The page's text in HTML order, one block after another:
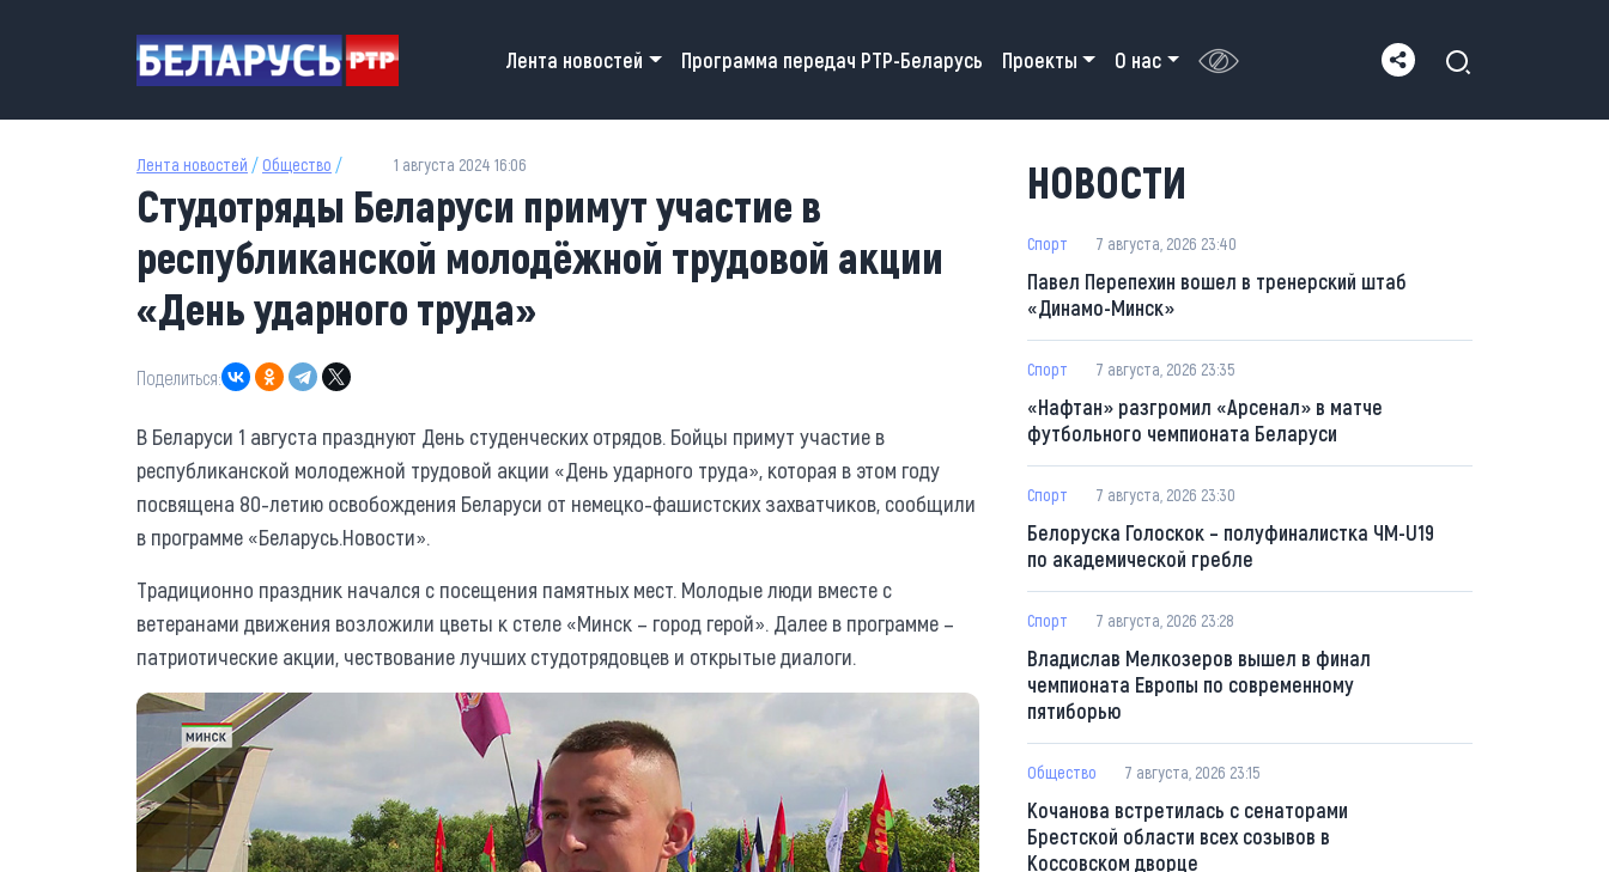
Main navigation
Лента новостей Программа передач РТР-Беларусь Проекты О нас
Лента новостей / Общество / 1 августа 2024 16:06
Студотряды Беларуси примут участие в
республиканской молодёжной трудовой акции
«День ударного труда»
Поделиться:
В Беларуси 1 августа празднуют День студенческих отрядов. Бойцы примут участие в
республиканской молодежной трудовой акции «День ударного труда», которая в этом году
посвящена 80-летию освобождения Беларуси от немецко-фашистских захватчиков, сообщили
в программе «Беларусь.Новости».
Традиционно праздник начался с посещения памятных мест. Молодые люди вместе с
ветеранами движения возложили цветы к стеле «Минск – город герой». Далее в программе –
патриотические акции, чествование лучших студотрядовцев и открытые диалоги.
НОВОСТИ
Спорт 7 августа, 2026 23:40
Павел Перепехин вошел в тренерский штаб
«Динамо-Минск»
Спорт 7 августа, 2026 23:35
«Нафтан» разгромил «Арсенал» в матче
футбольного чемпионата Беларуси
Спорт 7 августа, 2026 23:30
Белоруска Голоскок – полуфиналистка ЧМ-U19
по академической гребле
Спорт 7 августа, 2026 23:28
Владислав Мелкозеров вышел в финал
чемпионата Европы по современному
пятиборью
Общество 7 августа, 2026 23:15
Кочанова встретилась с сенаторами
Брестской области всех созывов в
Коссовском дворце